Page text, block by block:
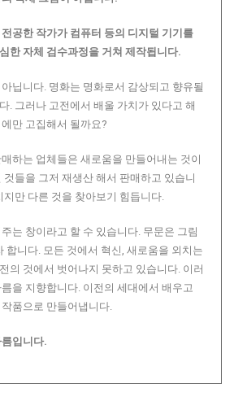
공한 작가가 컴퓨터 등의 디지털 기기를
한 자체 검수과정을 거쳐 제작됩니다.
닙니다. 명화는 명화로서 감상되고 향유될
. 그러나 고전에서 배울 가치가 있다고 해
만 고집해서 될까요?
하는 업체들은 새로움을 만들어내는 것이
것들을 그저 재생산 해서 판매하고 있습니
지만 다른 것을 찾아보기 힘듭니다.
는 창이라고 할 수 있습니다. 무문은 그림
합니다. 모든 것에서 혁신, 새로움을 외치는
의 것에서 벗어나지 못하고 있습니다. 이러
을 지향합니다. 이전의 세대에서 배우고
품으로 만들어냅니다.
입니다.